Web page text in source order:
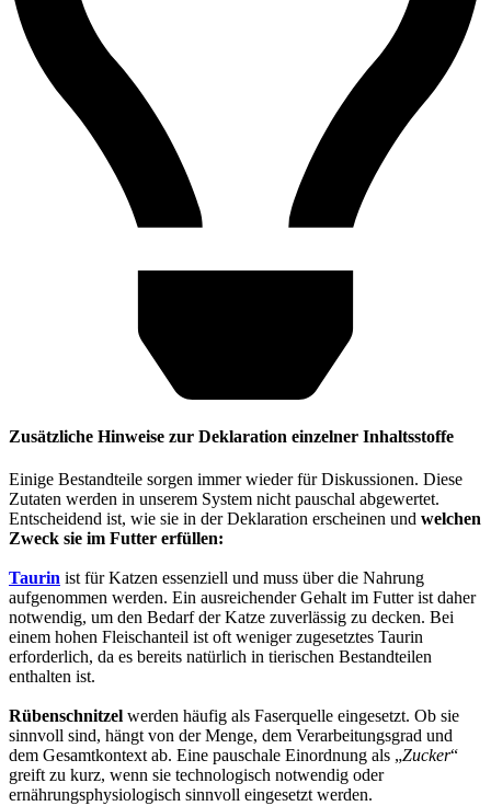
Zusätzliche Hinweise zur Deklaration einzelner Inhaltsstoffe
Einige Bestandteile sorgen immer wieder für Diskussionen. Diese
Zutaten werden in unserem System nicht pauschal abgewertet.
Entscheidend ist, wie sie in der Deklaration erscheinen und welchen
Zweck sie im Futter erfüllen:
Taurin ist für Katzen essenziell und muss über die Nahrung
aufgenommen werden. Ein ausreichender Gehalt im Futter ist daher
notwendig, um den Bedarf der Katze zuverlässig zu decken. Bei
einem hohen Fleischanteil ist oft weniger zugesetztes Taurin
erforderlich, da es bereits natürlich in tierischen Bestandteilen
enthalten ist.
Rübenschnitzel werden häufig als Faserquelle eingesetzt. Ob sie
sinnvoll sind, hängt von der Menge, dem Verarbeitungsgrad und
dem Gesamtkontext ab. Eine pauschale Einordnung als „Zucker“
greift zu kurz, wenn sie technologisch notwendig oder
ernährungsphysiologisch sinnvoll eingesetzt werden.